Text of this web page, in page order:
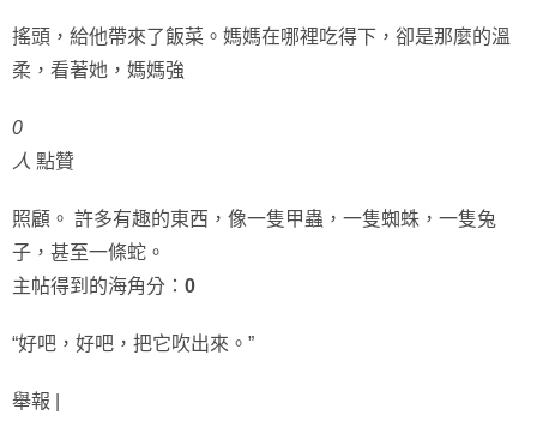
搖頭，給他帶來了飯菜。媽媽在哪裡吃得下，卻是那麼的溫
柔，看著她，媽媽強
0
人 點贊
照顧。 許多有趣的東西，像一隻甲蟲，一隻蜘蛛，一隻兔
子，甚至一條蛇。
主帖得到的海角分： 0
“好吧，好吧，把它吹出來。”
舉報 |